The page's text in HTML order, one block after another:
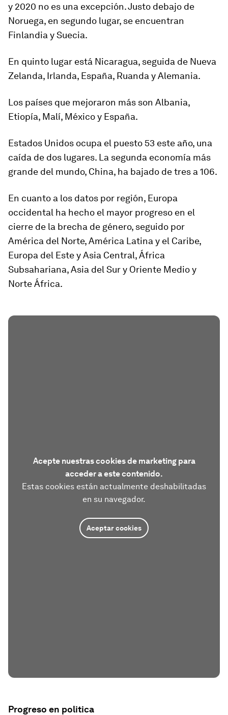
y 2020 no es una excepción. Justo debajo de
Noruega, en segundo lugar, se encuentran
Finlandia y Suecia.
En quinto lugar está Nicaragua, seguida de Nueva
Zelanda, Irlanda, España, Ruanda y Alemania.
Los países que mejoraron más son Albania,
Etiopía, Malí, México y España.
Estados Unidos ocupa el puesto 53 este año, una
caída de dos lugares. La segunda economía más
grande del mundo, China, ha bajado de tres a 106.
En cuanto a los datos por región, Europa
occidental ha hecho el mayor progreso en el
cierre de la brecha de género, seguido por
América del Norte, América Latina y el Caribe,
Europa del Este y Asia Central, África
Subsahariana, Asia del Sur y Oriente Medio y
Norte África.
Acepte nuestras cookies de marketing para
acceder a este contenido.
Estas cookies están actualmente deshabilitadas
en su navegador.
Aceptar cookies
Progreso en politica